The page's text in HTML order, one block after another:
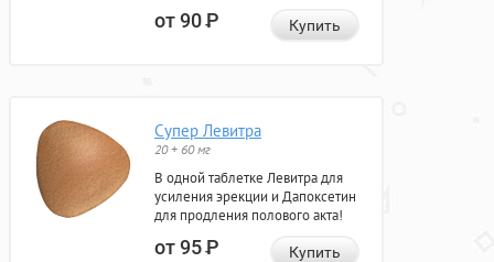
от 90Р Купить
Супер Левитра
20 + 60 мг
В одной таблетке Левитра для
усиления эрекции и Дапоксетин
для продления полового акта!
от 95Р Купить